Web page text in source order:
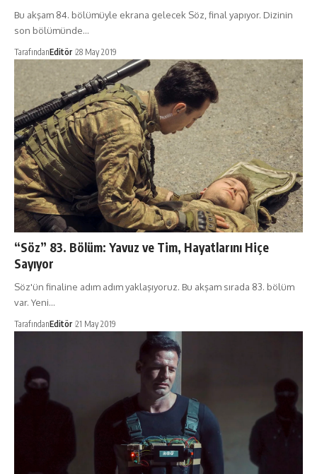
Bu akşam 84. bölümüyle ekrana gelecek Söz, final yapıyor. Dizinin
son bölümünde…
TarafındanEditör 28 May 2019
“Söz” 83. Bölüm: Yavuz ve Tim, Hayatlarını Hiçe
Sayıyor
Söz'ün finaline adım adım yaklaşıyoruz. Bu akşam sırada 83. bölüm
var. Yeni…
TarafındanEditör 21 May 2019